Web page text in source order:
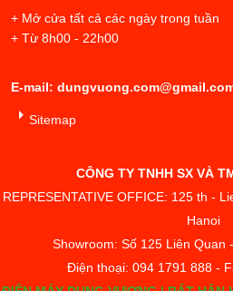
+ Mở cửa tất cả các ngày trong tuần
+ Từ 8h00 - 22h00
E-mail:
Sitemap
CÔNG TY TNHH SX VÀ
REPRESENTATIVE OFFICE: 125 th -
Hanoi
Showroom: Số 125 Liên Quan
Điện thoại: 094 1791 888 -